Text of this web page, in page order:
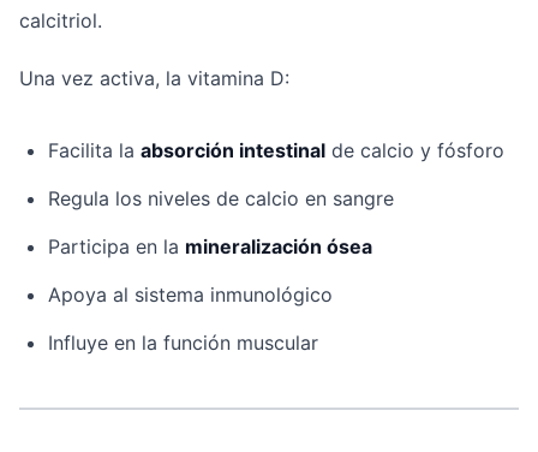
calcitriol.
Una vez activa, la vitamina D:
Facilita la absorción intestinal de calcio y fósforo
Regula los niveles de calcio en sangre
Participa en la mineralización ósea
Apoya al sistema inmunológico
Influye en la función muscular